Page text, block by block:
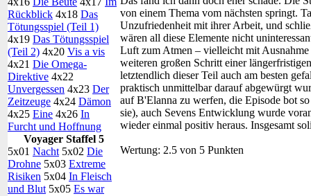
Rückblick 4x18 Das
Tötungsspiel (Teil 1)
4x19 Das Tötungsspiel
(Teil 2) 4x20 Vis a vis
4x21 Die Omega-
Direktive 4x22
Unvergessen 4x23 Der
Zeitzeuge 4x24 Dämon
4x25 Eine 4x26 In
Furcht und Hoffnung
Voyager Staffel 5
5x01 Nacht 5x02 Die
Drohne 5x03 Extreme
Risiken 5x04 In Fleisch
und Blut 5x05 Es war
von einem Thema vom nächsten springt.
Unzufriedenheit mit ihrer Arbeit, und
wären all diese Elemente nicht
Luft zum Atmen – vielleicht mit Ausnahme
weiteren großen Schritt einer
letztendlich dieser Teil auch am besten
praktisch unmittelbar darauf abgewürgt
auf B'Elanna zu werfen, die Episode bot
sie), auch Sevens Entwicklung wurde
wieder einmal positiv heraus. Insgesamt
Wertung: 2.5 von 5 Punkten